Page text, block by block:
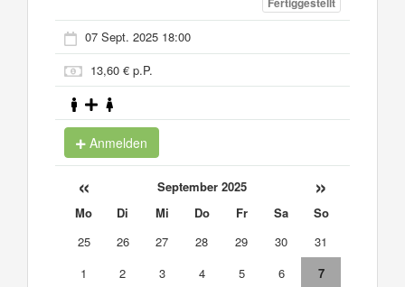
07 Sept. 2025 18:00
13,60 € p.P.
Anmelden
« September 2025 »
Mo Di Mi Do Fr Sa
So
25
26 27 28 29 30
31
1
2 3 4 5 6
7